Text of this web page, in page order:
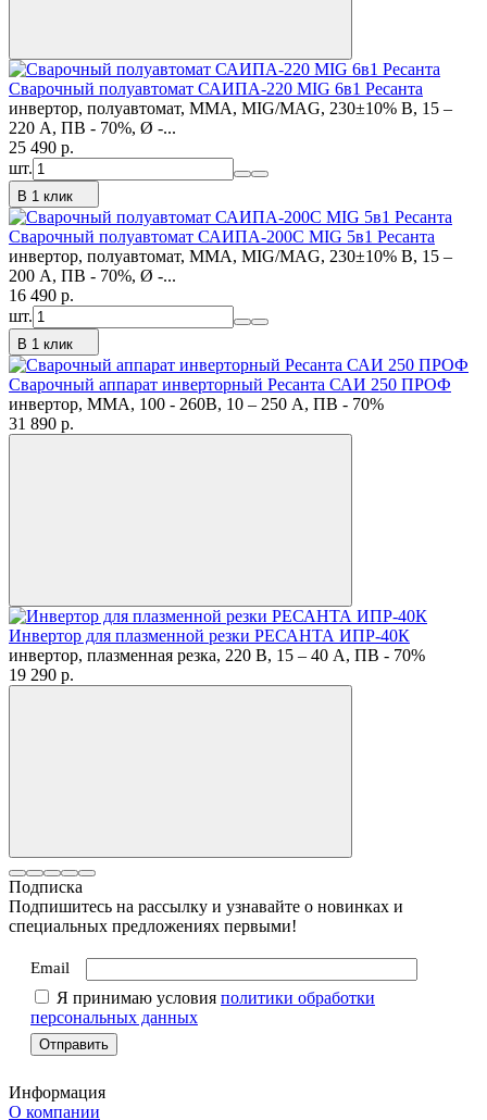
Сварочный полуавтомат САИПА-220 MIG 6в1 Ресанта
инвертор, полуавтомат, MMA, MIG/MAG, 230±10% В, 15 –
220 А, ПВ - 70%, Ø -...
25 490 p.
шт.
В 1 клик
Сварочный полуавтомат САИПА-200C MIG 5в1 Ресанта
инвертор, полуавтомат, MMA, MIG/MAG, 230±10% В, 15 –
200 А, ПВ - 70%, Ø -...
16 490 p.
шт.
В 1 клик
Сварочный аппарат инверторный Ресанта САИ 250 ПРОФ
инвертор, MMA, 100 - 260В, 10 – 250 А, ПВ - 70%
31 890 p.
Инвертор для плазменной резки РЕСАНТА ИПР-40К
инвертор, плазменная резка, 220 В, 15 – 40 А, ПВ - 70%
19 290 p.
Подписка
Подпишитесь на рассылку и узнавайте о новинках и
специальных предложениях первыми!
Email
Я принимаю условия политики обработки
персональных данных
Информация
О компании